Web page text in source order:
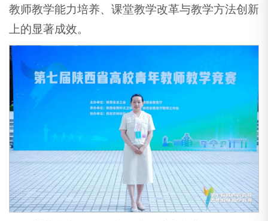
教师教学能力培养、课堂教学改革与教学方法创新
上的显著成效。